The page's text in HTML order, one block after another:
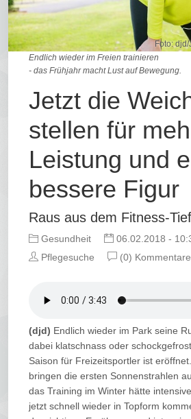
Foto:
Endlich wieder im Freien trainieren
- das Frühjahr macht Lust auf Bewegung.
Jetzt die
stellen für
Leistung und
bessere Figur
Raus aus dem Fitness-Tief
Gesundheit
06.02.2018 -
Pflegesuche
(0) Kommentare
(djd) Endlich wieder im Park seine
dabei klatschnass oder
Saison für Freizeitsportler ist
bringen die ersten Sonnenstrahlen
das Training im Winter hätte
jetzt schnell wieder in Topform